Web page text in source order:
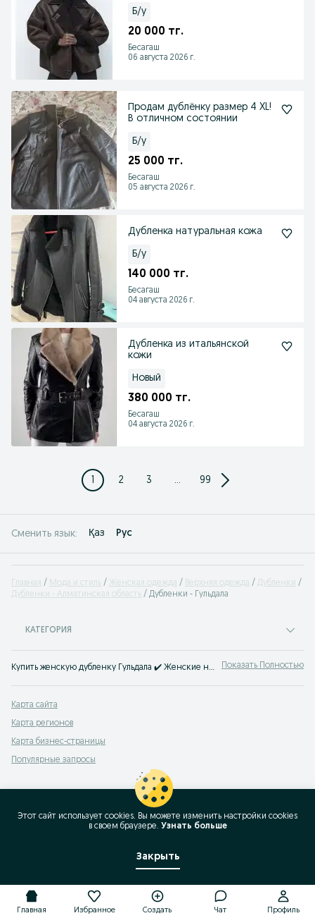
Б/у
20 000 тг.
Бесагаш
06 августа 2026 г.
Продам дублёнку размер 4 XL!
В отличном состоянии
Б/у
25 000 тг.
Бесагаш
05 августа 2026 г.
Дубленка натуральная кожа
Б/у
140 000 тг.
Бесагаш
04 августа 2026 г.
Дубленка из итальянской
кожи
Новый
380 000 тг.
Бесагаш
04 августа 2026 г.
1 2 3 ... 99
Сменить язык: Қаз Рус
Главная Мода и стиль Женская одежда Верхняя одежда
Дубленки
Дубленки - Алматинская область
Дубленки - Гульдала
КАТЕГОРИЯ
Купить женскую дубленку Гульдала ✔️ Женские натуральные дубленки по доступной цене: любые размеры, модели, бу и новые ⭐ Купить дубленку авиатор для женщины недорого на OLX.kz! Показать Полностью
Карта сайта
Карта регионов
Карта бизнес-страницы
Популярные запросы
Главная Избранное Создать Чат Профиль
Этот сайт использует cookies. Вы можете изменить настройки cookies
в своeм браузере. Узнать больше
Закрыть